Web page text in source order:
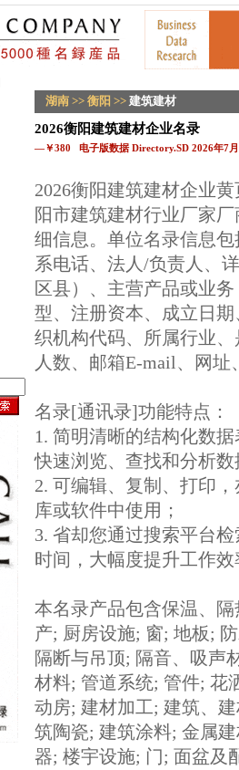
湖南 >> 衡阳 >> 建筑建材
2026衡阳建筑建材企业名录
—￥380 电子版数据 Directory.SD 2026年7
2026衡阳建筑建材企业
阳市建筑建材行业厂家
细信息。单位名录信息
系电话、法人/负责人、
区县）、主营产品或业
型、注册资本、成立日
织机构代码、所属行业
人数、邮箱E-mail、网址
名录[通讯录]功能特点：
1. 简明清晰的结构化数
快速浏览、查找和分析数
2. 可编辑、复制、打印
库或软件中使用；
3. 省却您通过搜索平台
时间，大幅度提升工作效
本名录产品包含保温、
产; 厨房设施; 窗; 地板;
隔断与吊顶; 隔音、吸声
材料; 管道系统; 管件; 花
动房; 建材加工; 建筑、
筑陶瓷; 建筑涂料; 金属
器; 楼宇设施; 门; 面盆及